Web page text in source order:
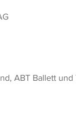
ABT Ballett